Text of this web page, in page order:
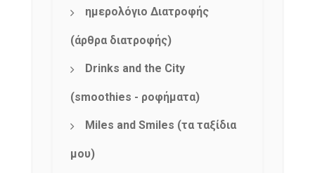
ημερολόγιο Διατροφής
(άρθρα διατροφής)
Drinks and the City
(smoothies - ροφήματα)
Miles and Smiles (τα ταξίδια
μου)